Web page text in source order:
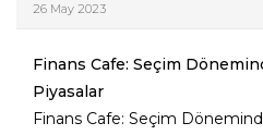
26 May 2023
Finans Cafe: Seçim
Piyasalar
Finans Cafe: Seçim